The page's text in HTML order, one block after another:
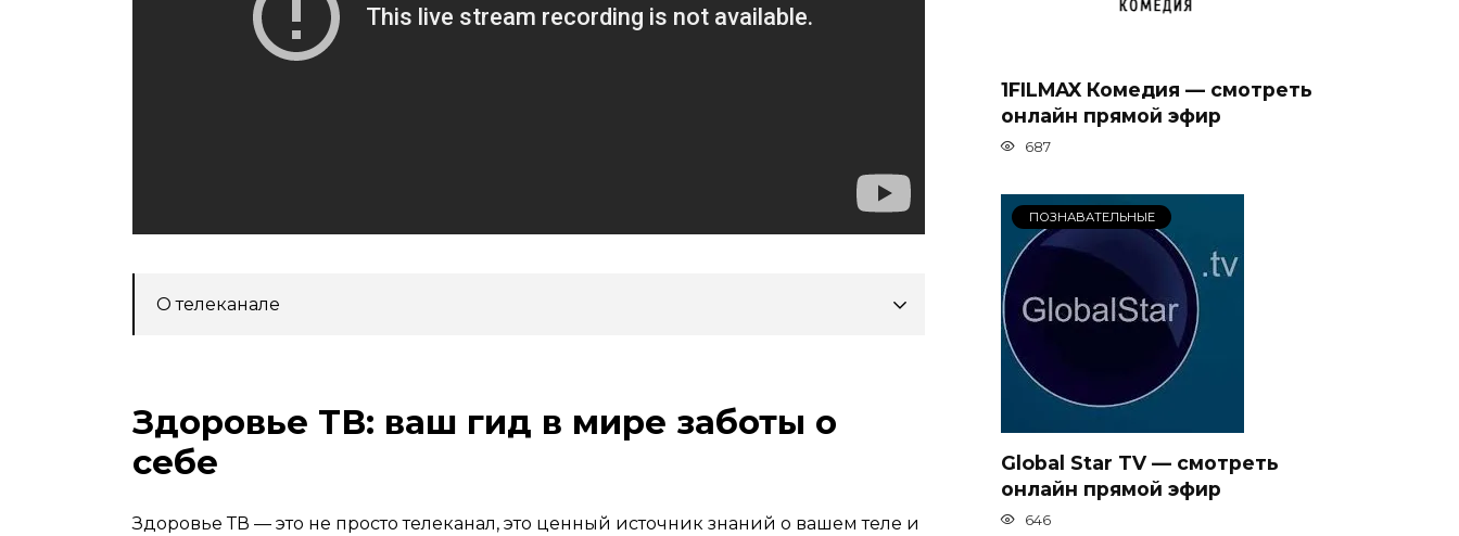
О телеканале
Здоровье ТВ: ваш гид в мире заботы о
себе
Здоровье ТВ — это не просто телеканал, это ценный источник знаний о вашем теле и
1FILMAX Комедия — смотреть
онлайн прямой эфир
687
ПОЗНАВАТЕЛЬНЫЕ
Global Star TV — смотреть
онлайн прямой эфир
646